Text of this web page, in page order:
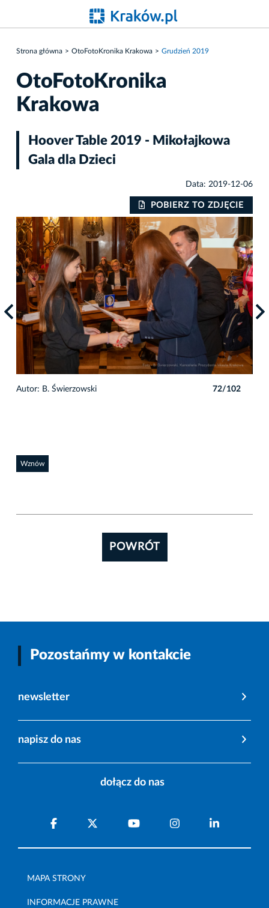
Strona główna OtoFotoKronika Krakowa Grudzień 2019
OtoFotoKronika
Krakowa
Hoover Table 2019 - Mikołajkowa
Gala dla Dzieci
Data: 2019-12-06
POBIERZ TO ZDJĘCIE
Autor: B. Świerzowski 72/102
Wznów
POWRÓT
Pozostańmy w kontakcie
newsletter
napisz do nas
dołącz do nas
MAPA STRONY
INFORMACJE PRAWNE